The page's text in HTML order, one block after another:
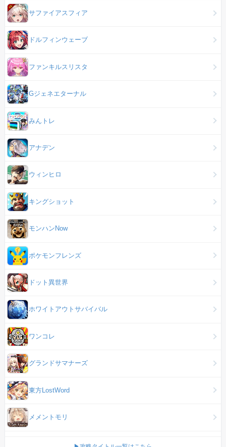
サファイアスフィア
ドルフィンウェーブ
ファンキルスリスタ
Gジェネエターナル
みんトレ
アナデン
ウィンヒロ
キングショット
モンハンNow
ポケモンフレンズ
ドット異世界
ホワイトアウトサバイバル
ワンコレ
グランドサマナーズ
東方LostWord
メメントモリ